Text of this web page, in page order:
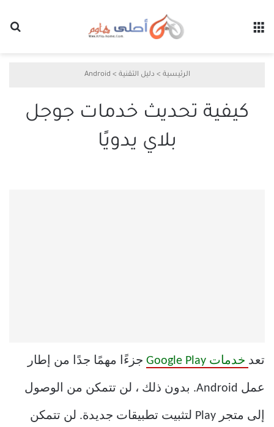
الرئيسية > دليل التقنية >
Android
كيفية تحديث خدمات جوجل
بلاي يدويًا
تعد خدمات Google Play جزءًا مهمًا جدًا من إطار
عمل Android. بدون ذلك ، لن تتمكن من الوصول
إلى متجر Play لتثبيت تطبيقات جديدة. لن تتمكن